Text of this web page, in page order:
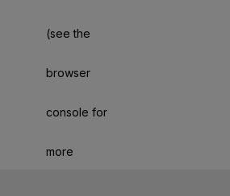
(see the
browser
console for
more